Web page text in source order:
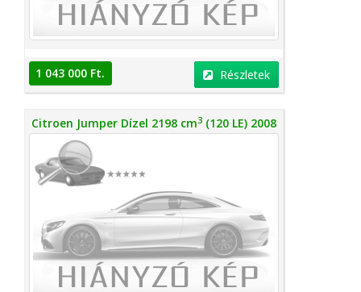
1 043 000 Ft. Részletek
Citroen Jumper Dízel 2198 cm3 (120 LE) 2008